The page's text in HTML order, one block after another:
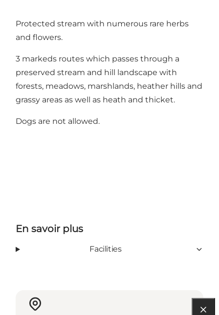
Protected stream with numerous rare herbs
and flowers.
3 markeds routes which passes through a
preserved stream and hill landscape with
forests, meadows, marshlands, heather hills and
grassy areas as well as heath and thicket.
Dogs are not allowed.
En savoir plus
Facilities